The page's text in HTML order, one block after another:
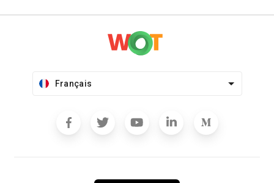
Français